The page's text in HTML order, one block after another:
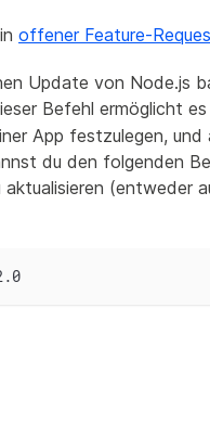
offener Feature-
Update von Node.js
Befehl ermöglicht es
App festzulegen, und
du den folgenden
(entweder